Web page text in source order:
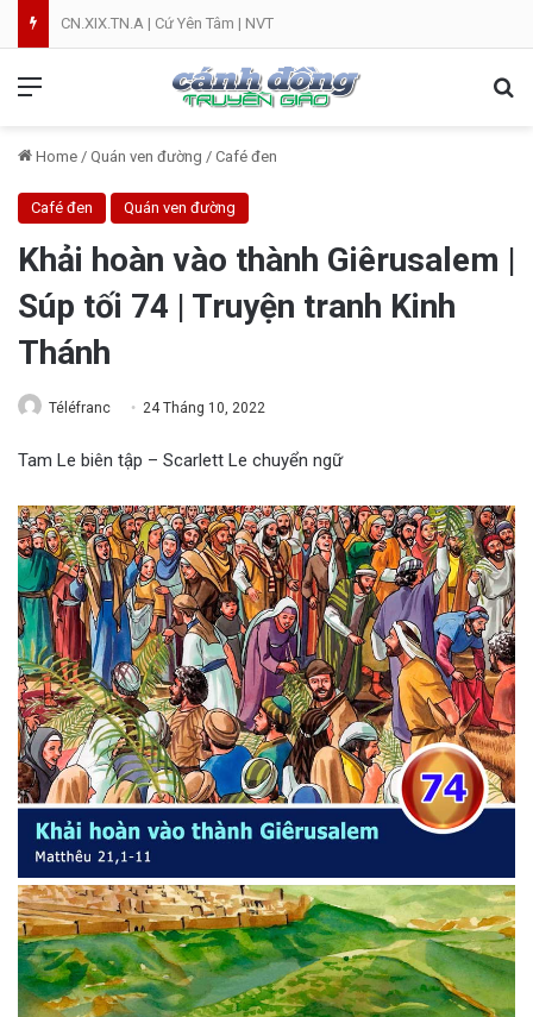
CN.XIX.TN.A | Cứ Yên Tâm | NVT
Home / Quán ven đường / Café đen
Café đen Quán ven đường
Khải hoàn vào thành Giêrusalem |
Súp tối 74 | Truyện tranh Kinh
Thánh
Téléfranc 24 Tháng 10, 2022
Tam Le biên tập – Scarlett Le chuyển ngữ